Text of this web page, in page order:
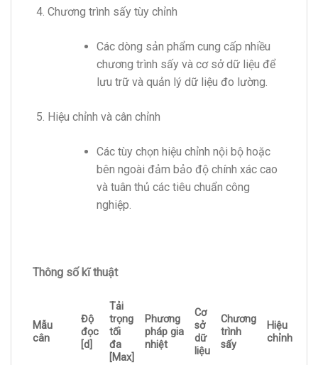
Chương trình sấy tùy chỉnh
Các dòng sản phẩm cung cấp nhiều
chương trình sấy và cơ sở dữ liệu để
lưu trữ và quản lý dữ liệu đo lường.
Hiệu chỉnh và cân chỉnh
Các tùy chọn hiệu chỉnh nội bộ hoặc
bên ngoài đảm bảo độ chính xác cao
và tuân thủ các tiêu chuẩn công
nghiệp.
Thông số kĩ thuật
Mẫu
cân
Độ
đọc
[d]
Tải
trọng
tối
đa
[Max]
Phương
pháp gia
nhiệt
Cơ
sở
dữ
liệu
Chương
trình
sấy
Hiệu
chỉnh